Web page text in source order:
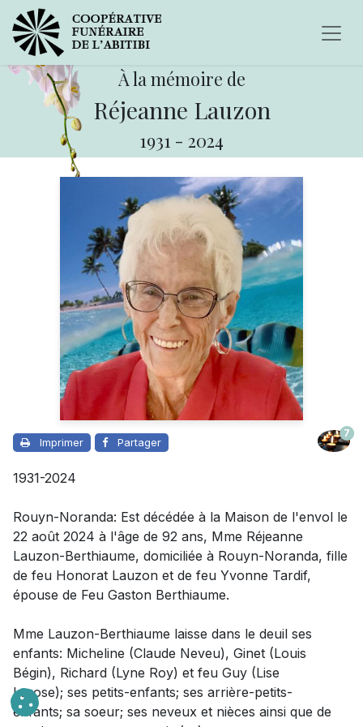
À la mémoire de
Réjeanne Lauzon
1931 - 2024
Imprimer Partager
7
1931-2024
Rouyn-Noranda: Est décédée à la Maison de l'envol le
22 août 2024 à l'âge de 92 ans, Mme Réjeanne
Lauzon-Berthiaume, domiciliée à Rouyn-Noranda, fille
de feu Honorat Lauzon et de feu Yvonne Tardif,
épouse de Feu Gaston Berthiaume.
Mme Lauzon-Berthiaume laisse dans le deuil ses
enfants: Micheline (Claude Neveu), Ginet (Louis
Bégin), Richard (Lyne Roy) et feu Guy (Lise
Larose); ses petits-enfants; ses arrière-petits-
enfants; sa soeur; ses neveux et nièces ainsi que de